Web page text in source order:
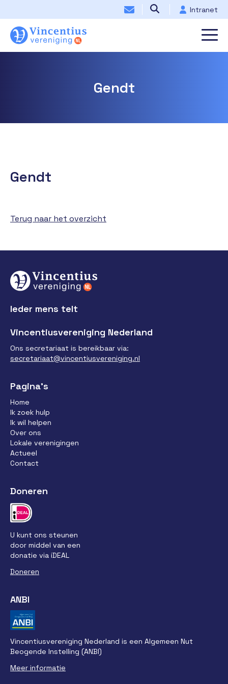
Intranet
Gendt
Gendt
Terug naar het overzicht
Ieder mens telt
Vincentiusvereniging Nederland
Ons secretariaat is bereikbaar via:
secretariaat@vincentiusvereniging.nl
Pagina’s
Home
Ik zoek hulp
Ik wil helpen
Over ons
Lokale verenigingen
Actueel
Contact
Doneren
U kunt ons steunen
door middel van een
donatie via iDEAL
Doneren
ANBI
Vincentiusvereniging Nederland is een Algemeen Nut
Beogende Instelling (ANBI)
Meer informatie